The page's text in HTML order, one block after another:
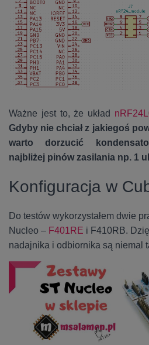
Ważne jest to, że układ
Gdyby nie chciał z jakiegoś
warto dorzucić
najbliżej pinów zasilania np. 1
Konfiguracja w
Do testów wykorzystałem dwie
Nucleo – F401RE i F410RB.
nadajnika i odbiornika są niemal